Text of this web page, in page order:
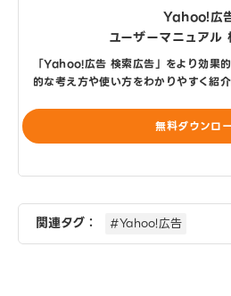
Yahoo!広
ユーザーマニュアル
「Yahoo!広告 検索広告」をより効果
的な考え方や使い方をわかりやすく紹介
無料ダウンロ
関連タグ： #Yahoo!広告